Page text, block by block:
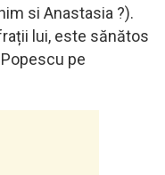
si Anastasia ?).
lui, este sănătos
pe